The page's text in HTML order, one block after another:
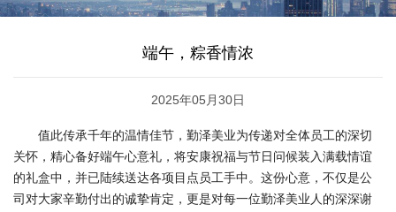
端午，粽香情浓
2025年05月30日
值此传承千年的温情佳节，勤泽美业为传递对全体员工的深切
关怀，精心备好端午心意礼，将安康祝福与节日问候装入满载情谊
的礼盒中，并已陆续送达各项目点员工手中。 这份心意，不仅是公
司对大家辛勤付出的诚挚肯定，更是对每一位勤泽美业人的深深谢